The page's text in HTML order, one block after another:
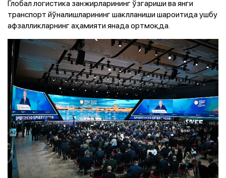
Глобал логистика занжирларининг ўзгариши ва янги
транспорт йўналишларининг шаклланиши шароитида ушбу
афзалликларнинг аҳамияти янада ортмоқда.